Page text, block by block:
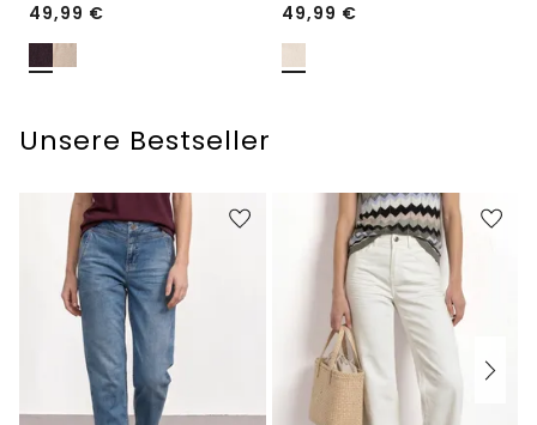
49,99 €
49,99 €
Unsere Bestseller